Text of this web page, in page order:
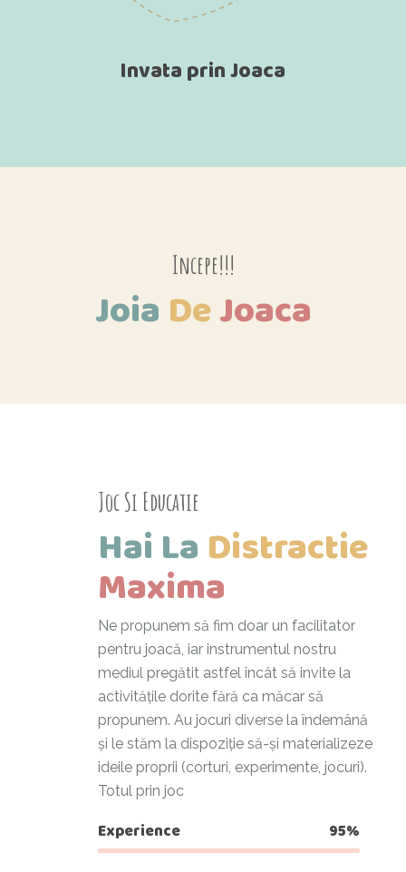
Invata prin Joaca
Incepe!!!
Joia DeJoaca
Joc Si Educatie
Hai La Distractie
Maxima
Ne propunem să fim doar un facilitator
pentru joacă, iar instrumentul nostru
mediul pregătit astfel încât să invite la
activitățile dorite fără ca măcar să
propunem. Au jocuri diverse la îndemână
și le stăm la dispoziție să-și materializeze
ideile proprii (corturi, experimente, jocuri).
Totul prin joc
95%
Experience